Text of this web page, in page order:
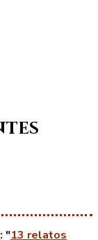
: "13 relatos